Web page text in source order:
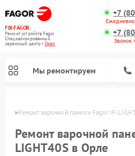
FIX-FAGOR
Ремонт устройств Fagor
Специализированный
cервисный центр г.Орёл
+7
+7
Звонок
Мы ремонтируем
Ремонт варочной панели Fagor IF-
Ремонт варочной
LIGHT40S в Орле